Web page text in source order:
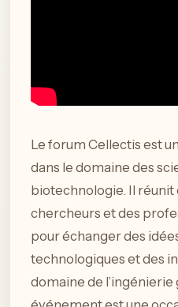
Le forum Cellectis est
dans le domaine des
biotechnologie. Il réunit
chercheurs et des
pour échanger des
technologiques et des
domaine de